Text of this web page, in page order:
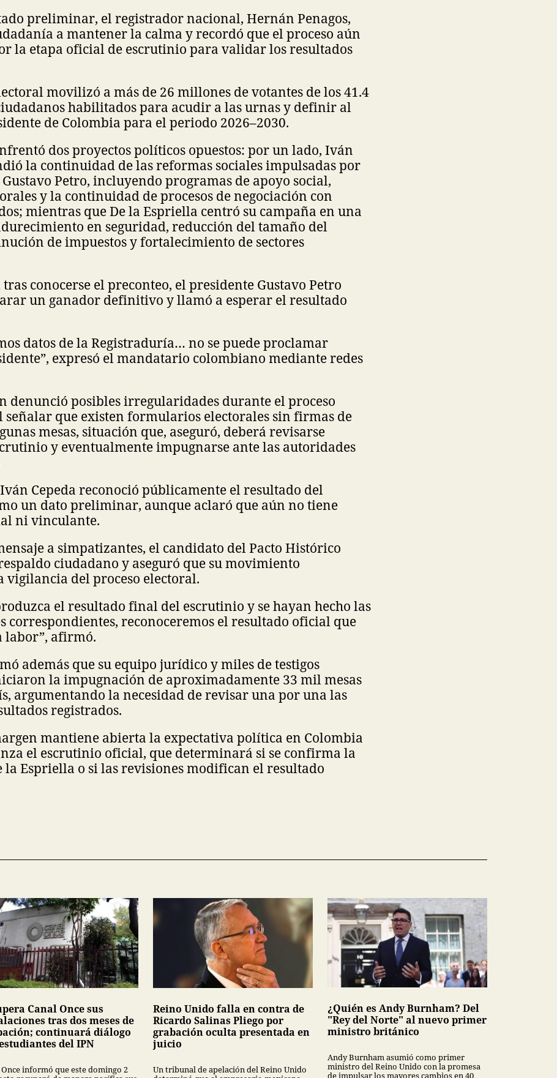
preliminar, el registrador nacional, Hernán Penagos,
a mantener la calma y recordó que el proceso aún
la etapa oficial de escrutinio para validar los resultados
movilizó a más de 26 millones de votantes de los 41.4
habilitados para acudir a las urnas y definir al
de Colombia para el periodo 2026–2030.
dos proyectos políticos opuestos: por un lado, Iván
la continuidad de las reformas sociales impulsadas por
Petro, incluyendo programas de apoyo social,
y la continuidad de procesos de negociación con
mientras que De la Espriella centró su campaña en una
en seguridad, reducción del tamaño del
de impuestos y fortalecimiento de sectores
conocerse el preconteo, el presidente Gustavo Petro
un ganador definitivo y llamó a esperar el resultado
datos de la Registraduría… no se puede proclamar
expresó el mandatario colombiano mediante redes
denunció posibles irregularidades durante el proceso
que existen formularios electorales sin firmas de
mesas, situación que, aseguró, deberá revisarse
y eventualmente impugnarse ante las autoridades
Cepeda reconoció públicamente el resultado del
un dato preliminar, aunque aclaró que aún no tiene
ni vinculante.
a simpatizantes, el candidato del Pacto Histórico
ciudadano y aseguró que su movimiento
vigilancia del proceso electoral.
el resultado final del escrutinio y se hayan hecho las
correspondientes, reconoceremos el resultado oficial que
labor”, afirmó.
además que su equipo jurídico y miles de testigos
la impugnación de aproximadamente 33 mil mesas
argumentando la necesidad de revisar una por una las
registrados.
mantiene abierta la expectativa política en Colombia
el escrutinio oficial, que determinará si se confirma la
la Espriella o si las revisiones modifican el resultado
Canal Once sus
tras dos meses de
continuará diálogo
del IPN
Once informó que este domingo 2
Reino Unido falla en contra de
Ricardo Salinas Pliego por
grabación oculta presentada en
juicio
Un tribunal de apelación del Reino Unido
¿Quién es Andy Burnham? Del
"Rey del Norte" al nuevo primer
ministro británico
Andy Burnham asumió como primer
ministro del Reino Unido con la promesa
de impulsar los mayores cambios en 40